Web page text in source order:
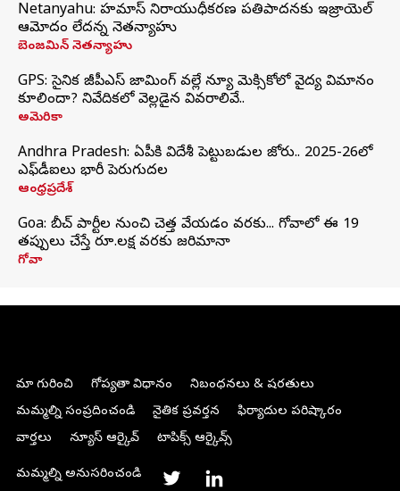
Netanyahu: హమాస్ నిరాయుధీకరణ ప్రతిపాదనకు ఇజ్రాయెల్
ఆమోదం లేదన్న నెతన్యాహు
బెంజమిన్ నెతన్యాహు
GPS: సైనిక జీపీఎస్ జామింగ్ వల్లే న్యూ మెక్సికోలో వైద్య విమానం
కూలిందా? నివేదికలో వెల్లడైన వివరాలివే..
అమెరికా
Andhra Pradesh: ఏపీకి విదేశీ పెట్టుబడుల జోరు.. 2025-26లో
ఎఫ్‌డీఐలు భారీ పెరుగుదల
ఆంధ్రప్రదేశ్
Goa: బీచ్ పార్టీల నుంచి చెత్త వేయడం వరకు... గోవాలో ఈ 19
తప్పులు చేస్తే రూ.లక్ష వరకు జరిమానా
గోవా
మా గురించి గోప్యతా విధానం
నిబంధనలు & షరతులు
మమ్మల్ని సంప్రదించండి
నైతిక ప్రవర్తన
ఫిర్యాదుల పరిష్కారం
వార్తలు
న్యూస్ ఆర్కైవ్ టాపిక్స్ ఆర్కైవ్స్
మమ్మల్ని అనుసరించండి